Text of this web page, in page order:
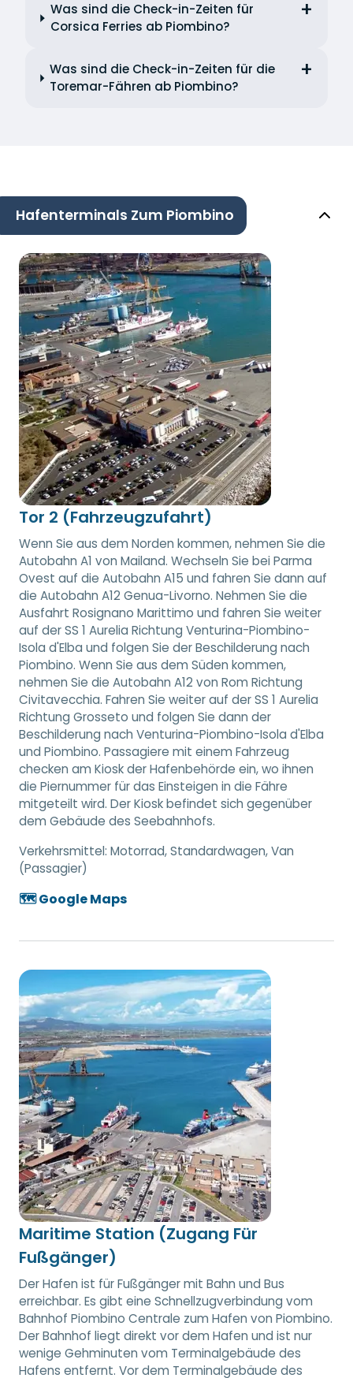
Was sind die Check-in-Zeiten für
Corsica Ferries ab Piombino?
Was sind die Check-in-Zeiten für die
Toremar-Fähren ab Piombino?
Hafenterminals Zum Piombino
Tor 2 (Fahrzeugzufahrt)
Wenn Sie aus dem Norden kommen, nehmen Sie die
Autobahn A1 von Mailand. Wechseln Sie bei Parma
Ovest auf die Autobahn A15 und fahren Sie dann auf
die Autobahn A12 Genua-Livorno. Nehmen Sie die
Ausfahrt Rosignano Marittimo und fahren Sie weiter
auf der SS 1 Aurelia Richtung Venturina-Piombino-
Isola d'Elba und folgen Sie der Beschilderung nach
Piombino. Wenn Sie aus dem Süden kommen,
nehmen Sie die Autobahn A12 von Rom Richtung
Civitavecchia. Fahren Sie weiter auf der SS 1 Aurelia
Richtung Grosseto und folgen Sie dann der
Beschilderung nach Venturina-Piombino-Isola d'Elba
und Piombino. Passagiere mit einem Fahrzeug
checken am Kiosk der Hafenbehörde ein, wo ihnen
die Piernummer für das Einsteigen in die Fähre
mitgeteilt wird. Der Kiosk befindet sich gegenüber
dem Gebäude des Seebahnhofs.
Verkehrsmittel: Motorrad, Standardwagen, Van
(Passagier)
🗺️ Google Maps
Maritime Station (Zugang Für
Fußgänger)
Der Hafen ist für Fußgänger mit Bahn und Bus
erreichbar. Es gibt eine Schnellzugverbindung vom
Bahnhof Piombino Centrale zum Hafen von Piombino.
Der Bahnhof liegt direkt vor dem Hafen und ist nur
wenige Gehminuten vom Terminalgebäude des
Hafens entfernt. Vor dem Terminalgebäude des